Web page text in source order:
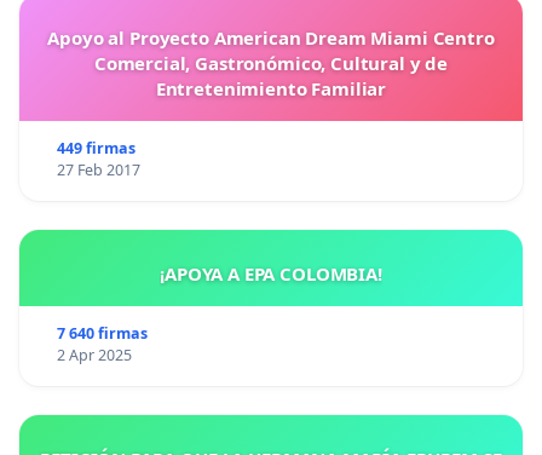
Apoyo al Proyecto American Dream Miami Centro
Comercial, Gastronómico, Cultural y de
Entretenimiento Familiar
449 firmas
27 Feb 2017
¡APOYA A EPA COLOMBIA!
7 640 firmas
2 Apr 2025